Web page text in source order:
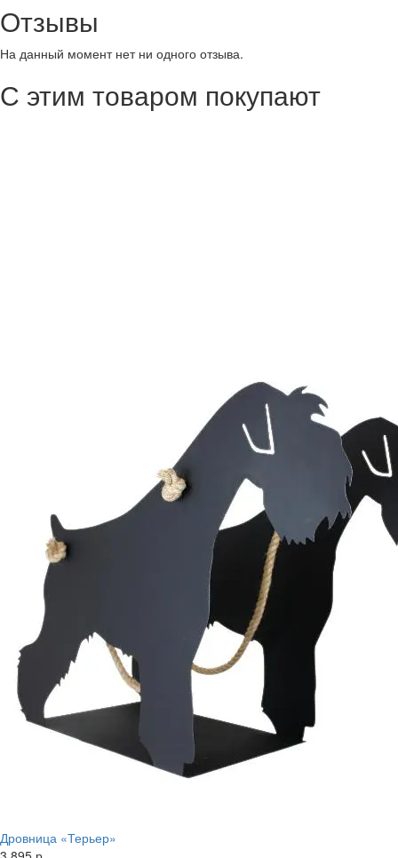
Отзывы
На данный момент нет ни одного отзыва.
С этим товаром покупают
Дровница «Терьер»